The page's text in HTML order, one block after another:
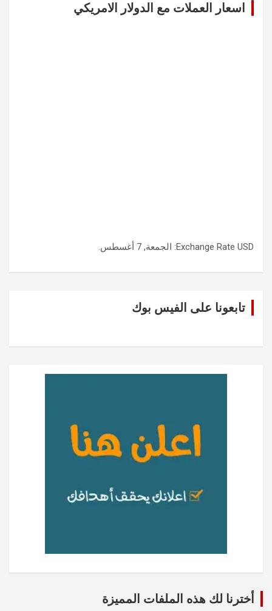
اسعار العملات مع الدولار الامريكي
Exchange Rate USD : الجمعة, 7 أغسطس.
تابعونا على الفيس بوك
أخترنا لك هذه الملفات المميزة